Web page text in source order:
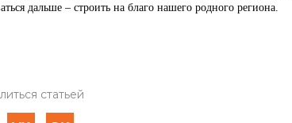
дальше – строить на благо нашего родного региона.
статьей